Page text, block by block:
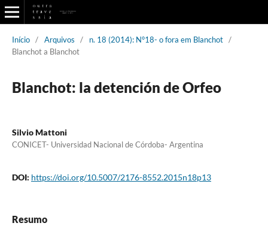
Início / Arquivos / n. 18 (2014): N°18- o fora em Blanchot /
Blanchot a Blanchot
Blanchot: la detención de Orfeo
Silvio Mattoni
CONICET- Universidad Nacional de Córdoba- Argentina
DOI: https://doi.org/10.5007/2176-8552.2015n18p13
Resumo